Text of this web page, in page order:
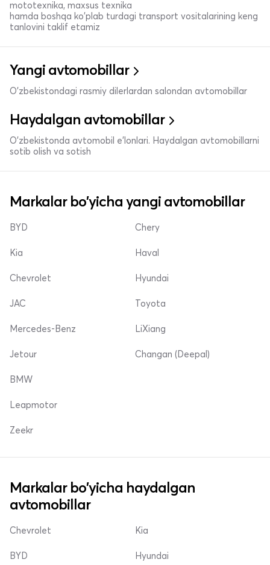
mototexnika, maxsus texnika
hamda boshqa ko'plab turdagi transport vositalarining keng
tanlovini taklif etamiz
Yangi avtomobillar
O'zbekistondagi rasmiy dilerlardan salondan avtomobillar
Haydalgan avtomobillar
O'zbekistonda avtomobil e’lonlari. Haydalgan avtomobillarni
sotib olish va sotish
Markalar bo'yicha yangi avtomobillar
BYD
Kia
Chevrolet
Chery
Haval
Hyundai
JAC
Mercedes-Benz
Jetour
Toyota
LiXiang
Changan (Deepal)
BMW
Leapmotor
Zeekr
Markalar bo'yicha haydalgan
avtomobillar
Chevrolet
BYD
Kia
Hyundai